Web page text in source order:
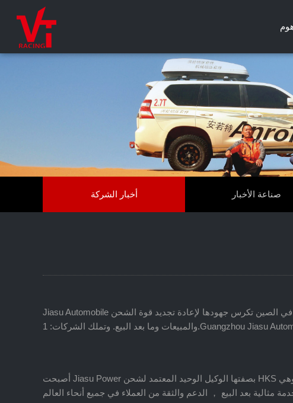
أخبار الشركة صناعة الأخبار
Jiasu Automobile هي أول شركة في الصين تكرس جهودها لإعادة تجديد قوة الشحن. Awareness هي الشركة الوحيدة في مجال إعادة تجديد طاقة السيارات ، التي تجمع بين البحث والتطوير والإنتاج
أصبحت Jiasu Power بصفتها الوكيل الوحيد المعتمد لشحن HKS في الصين ، وهي NO1 في المبيعات العالمية لمدة ثلاث سنوات متتالية ، قوة السيارات في الصين حولت قادة الصناعة ، مع أداء